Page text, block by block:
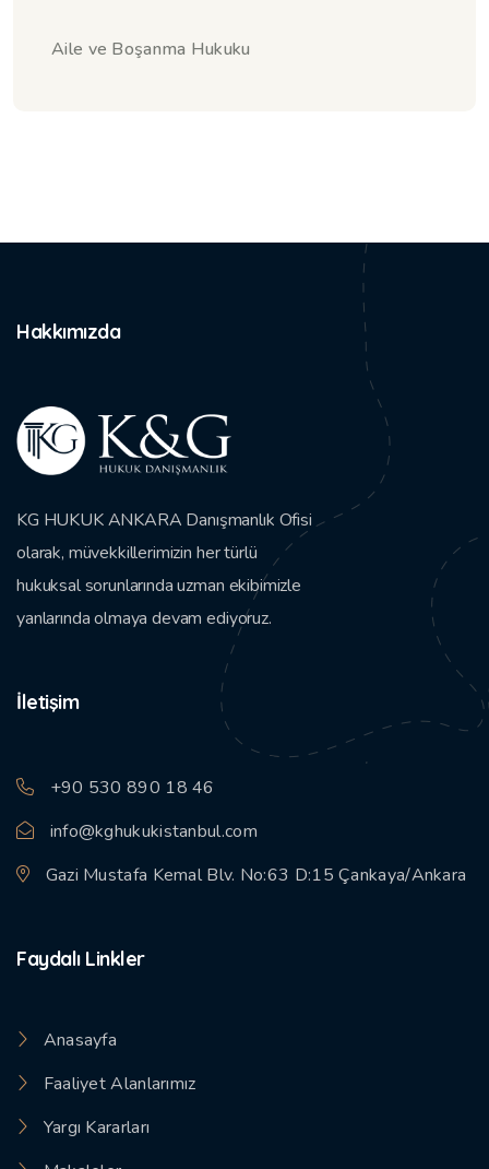
Aile ve Boşanma Hukuku
Hakkımızda
KG HUKUK ANKARA Danışmanlık Ofisi
olarak, müvekkillerimizin her türlü
hukuksal sorunlarında uzman ekibimizle
yanlarında olmaya devam ediyoruz.
İletişim
+90 530 890 18 46
info@kghukukistanbul.com
Gazi Mustafa Kemal Blv. No:63 D:15 Çankaya/Ankara
Faydalı Linkler
Anasayfa
Faaliyet Alanlarımız
Yargı Kararları